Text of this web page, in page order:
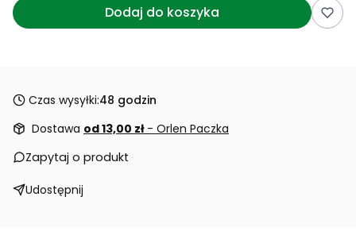
Dodaj do koszyka
Czas wysyłki:48 godzin
Dostawa od 13,00 zł - Orlen Paczka
Zapytaj o produkt
Udostępnij